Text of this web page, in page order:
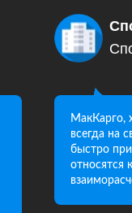
МакКарго,
всегда на
быстро
относятся